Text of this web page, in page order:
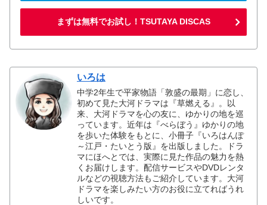
まずは無料でお試し！TSUTAYA DISCAS
いろは
中学2年生で平家物語「敦盛の最期」に恋し、
初めて見た大河ドラマは『草燃える』。以
来、大河ドラマを心の友に、ゆかりの地を巡
っています。近年は『べらぼう』ゆかりの地
を歩いた体験をもとに、小冊子『いろはんぽ
～江戸・たいとう版』を出版しました。ドラ
マにほへとでは、実際に見た作品の魅力を熱
くお届けします。配信サービスやDVDレンタ
ルなどの視聴方法もご紹介しています。大河
ドラマを楽しみたい方のお役に立てればうれ
しいです。